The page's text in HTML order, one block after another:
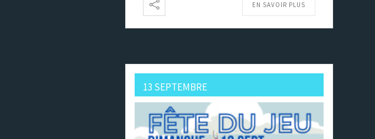
EN SAVOIR PLUS
13 SEPTEMBRE